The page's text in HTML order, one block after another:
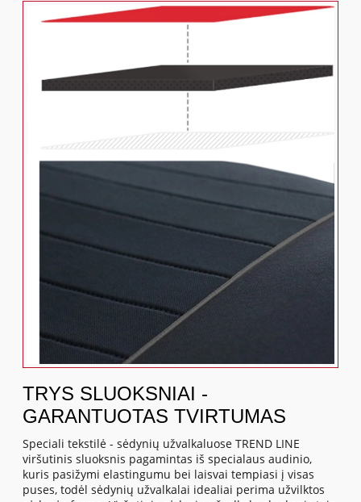
TRYS SLUOKSNIAI -
GARANTUOTAS TVIRTUMAS
Speciali tekstilė - sėdynių užvalkaluose TREND LINE
viršutinis sluoksnis pagamintas iš specialaus audinio,
kuris pasižymi elastingumu bei laisvai tempiasi į visas
puses, todėl sėdynių užvalkalai idealiai perima užvilktos